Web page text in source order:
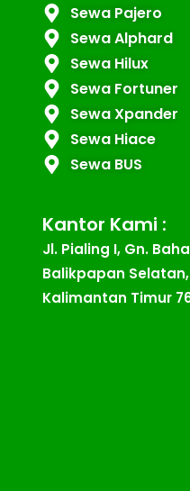
Sewa Pajero
Sewa Alphard
Sewa Hilux
Sewa Fortuner
Sewa Xpander
Sewa Hiace
Sewa BUS
Kantor Kami :
Jl. Pialing I, Gn.
Balikpapan
Kalimantan Timur